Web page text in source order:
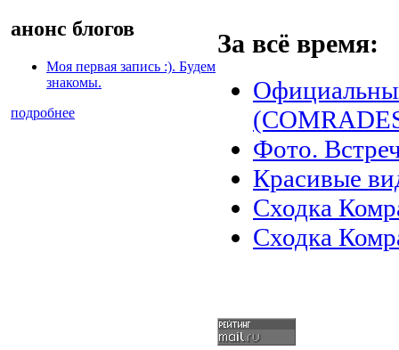
анонс блогов
Моя первая запись :). Будем
знакомы.
подробнее
За всё время:
Фото.
Красивые
Сходка
Сходка